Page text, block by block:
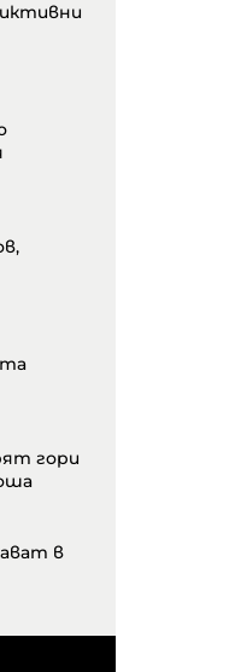
гори
в